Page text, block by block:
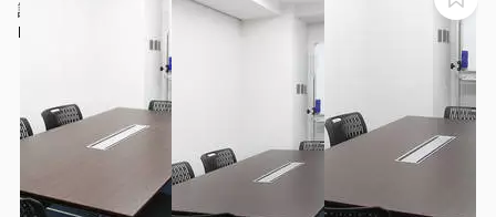
談・商談・カウンセリング・打合せ向け
ROOMs錦糸町店 第5会議室